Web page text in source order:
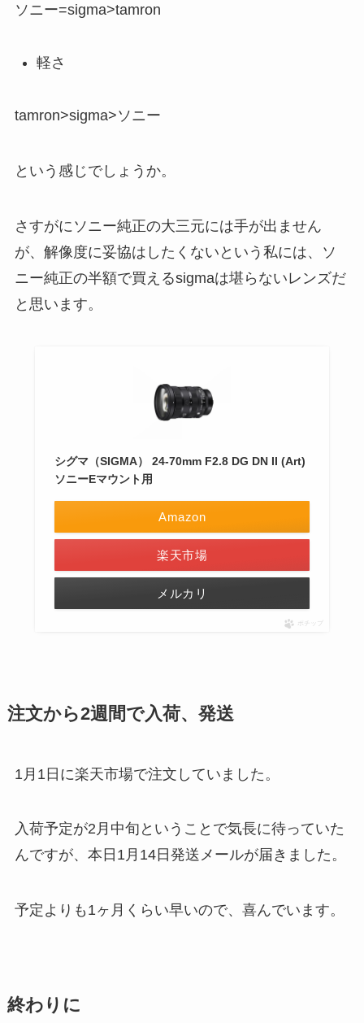
ソニー=sigma>tamron
軽さ
tamron>sigma>ソニー
という感じでしょうか。
さすがにソニー純正の大三元には手が出ません
が、解像度に妥協はしたくないという私には、ソ
ニー純正の半額で買えるsigmaは堪らないレンズだ
と思います。
シグマ（SIGMA） 24-70mm F2.8 DG DN II (Art)
ソニーEマウント用
Amazon
楽天市場
メルカリ
ポチップ
注文から2週間で入荷、発送
1月1日に楽天市場で注文していました。
入荷予定が2月中旬ということで気長に待っていた
んですが、本日1月14日発送メールが届きました。
予定よりも1ヶ月くらい早いので、喜んでいます。
終わりに